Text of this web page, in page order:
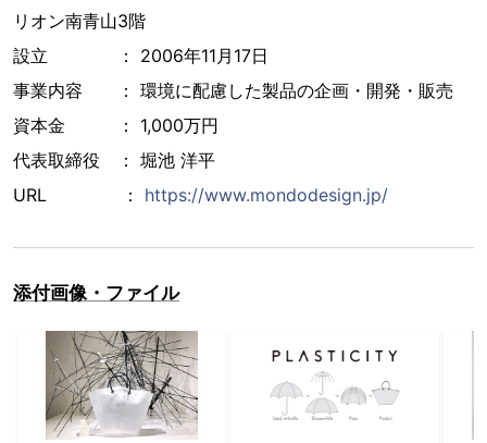
リオン南青山3階
設立 ： 2006年11月17日
事業内容 ： 環境に配慮した製品の企画・開発・販売
資本金 ： 1,000万円
代表取締役 ： 堀池 洋平
URL ： https://www.mondodesign.jp/
添付画像・ファイル